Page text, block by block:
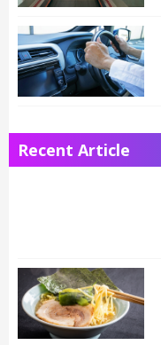
Recent Article